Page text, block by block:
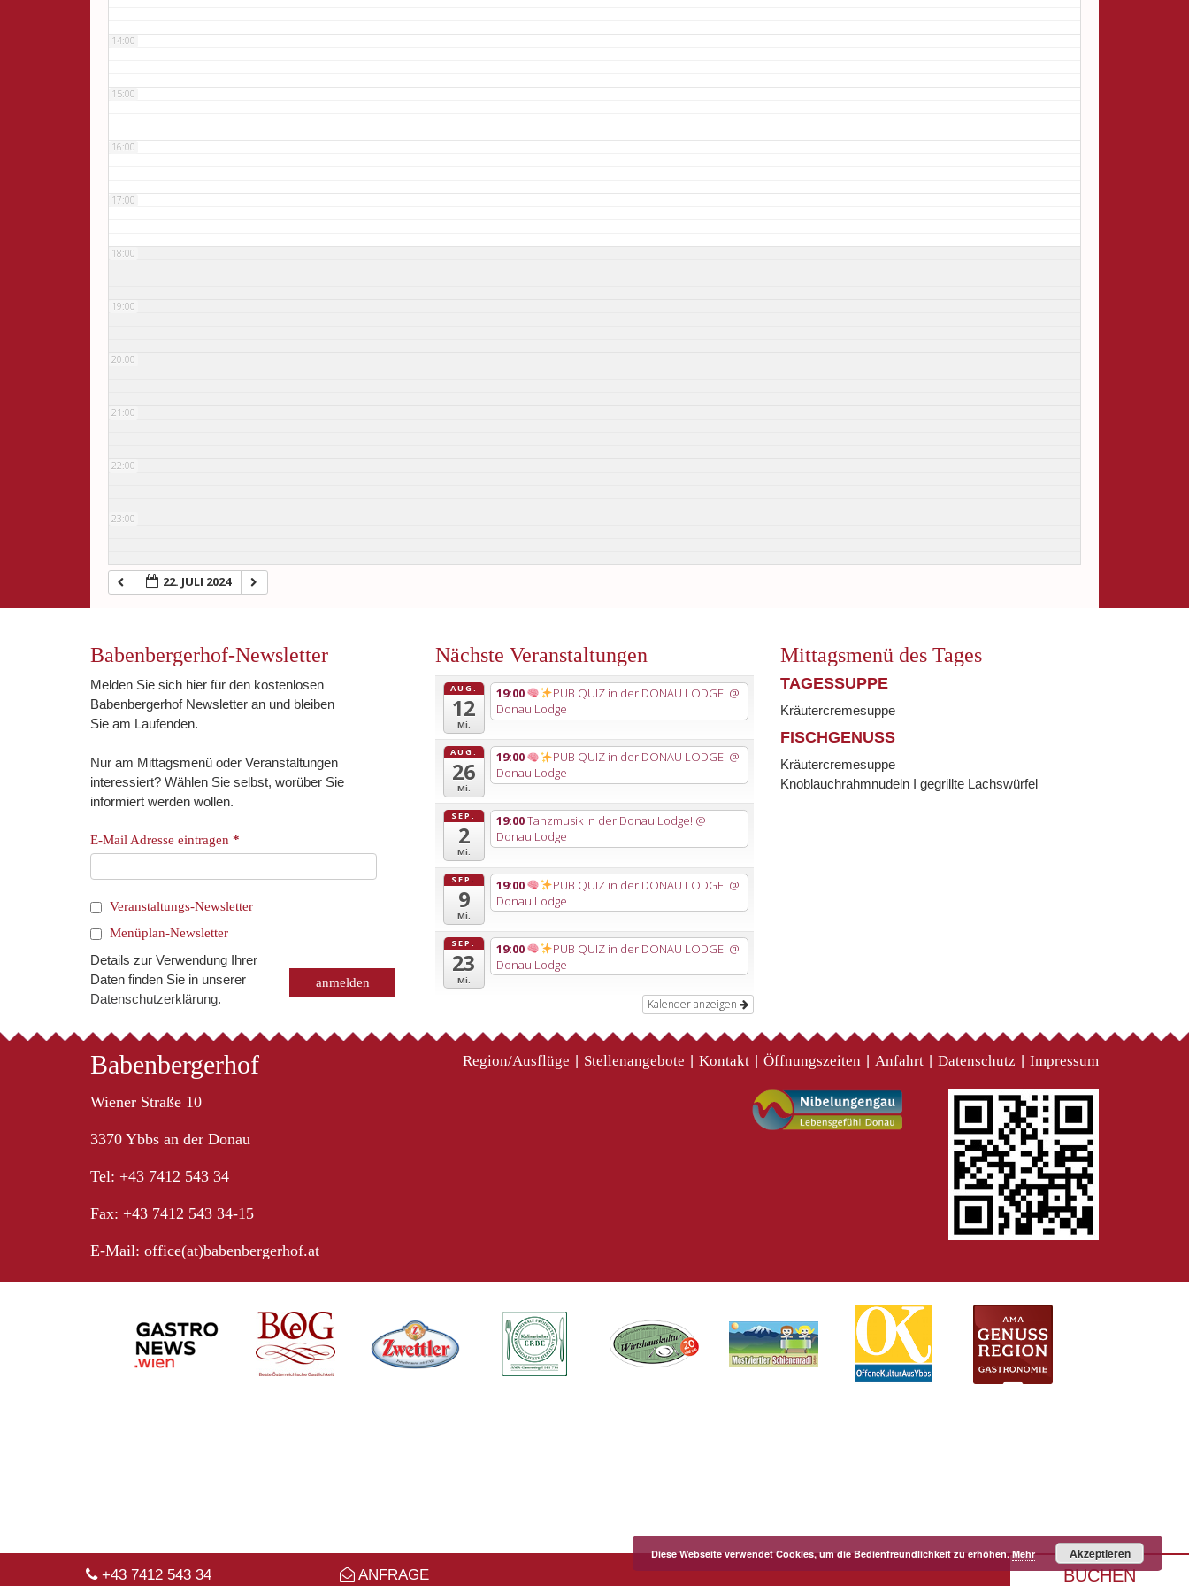
+43 7412 543 34 ANFRAGE BUCHEN
14:00
15:00
16:00
17:00
18:00
19:00
20:00
21:00
22:00
23:00
22. JULI 2024
Babenbergerhof-Newsletter
Melden Sie sich hier für den kostenlosen
Babenbergerhof Newsletter an und bleiben
Sie am Laufenden.
Nur am Mittagsmenü oder Veranstaltungen
interessiert? Wählen Sie selbst, worüber Sie
informiert werden wollen.
E-Mail Adresse eintragen *
Veranstaltungs-Newsletter
Menüplan-Newsletter
Details zur Verwendung Ihrer
Daten finden Sie in unserer
Datenschutzerklärung.
Nächste Veranstaltungen
AUG.
12
Mi.
19:00 PUB QUIZ in der DONAU LODGE! @
Donau Lodge
AUG.
26
Mi.
19:00 PUB QUIZ in der DONAU LODGE! @
Donau Lodge
SEP.
2
Mi.
19:00Tanzmusik in der Donau Lodge! @
Donau Lodge
SEP.
9
Mi.
19:00 PUB QUIZ in der DONAU LODGE! @
Donau Lodge
SEP.
23
Mi.
19:00 PUB QUIZ in der DONAU LODGE! @
Donau Lodge
Kalender anzeigen
Mittagsmenü des Tages
TAGESSUPPE
Kräutercremesuppe
FISCHGENUSS
Kräutercremesuppe
Knoblauchrahmnudeln I gegrillte Lachswürfel
Babenbergerhof
Wiener Straße 10
3370 Ybbs an der Donau
Tel: +43 7412 543 34
Fax: +43 7412 543 34-15
E-Mail: office(at)babenbergerhof.at
Region/Ausflüge Stellenangebote Kontakt Öffnungszeiten Anfahrt Datenschutz Impressum
Diese Webseite verwendet Cookies, um die Bedienfreundlichkeit zu erhöhen.Mehr Akzeptieren